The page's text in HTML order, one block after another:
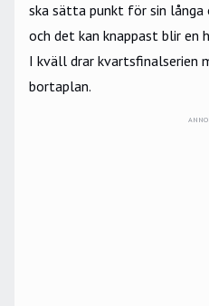
ska sätta punkt för sin långa
och det kan knappast blir
I kväll drar kvartsfinalserien
bortaplan.